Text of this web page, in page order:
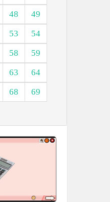
48
49
53
54
58
59
63
64
68
69